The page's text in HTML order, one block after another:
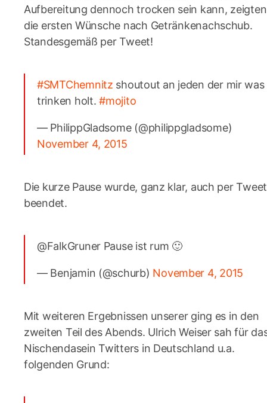
Aufbereitung dennoch trocken sein kann, zeigten
die ersten Wünsche nach Getränkenachschub.
Standesgemäß per Tweet!
#SMTChemnitz shoutout an jeden der mir was
trinken holt.#mojito
— PhilippGladsome (@philippgladsome)
November 4, 2015
Die kurze Pause wurde, ganz klar, auch per Tweet
beendet.
@FalkGruner Pause ist rum 🙂
— Benjamin (@schurb) November 4, 2015
Mit weiteren Ergebnissen unserer ging es in den
zweiten Teil des Abends. Ulrich Weiser sah für
Nischendasein Twitters in Deutschland u.a.
folgenden Grund: